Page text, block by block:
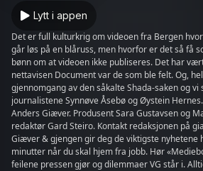
Lytt i appen
Det er full kulturkrig om videoen fra Bergen
går løs på en blåruss, men hvorfor er det så få
bønn om at videoen ikke publiseres. Det har
nettavisen Document var de som ble felt. Og,
gjennomgang av den såkalte Shada-saken og vi
journalistene Synnøve Åsebø og Øystein
Anders Giæver. Produsent Sara Gustavsen og
redaktør Gard Steiro. Kontakt redaksjonen på
Giæver & gjengen gir deg de viktigste nyhetene
minutter når du skal hjem fra jobb. Hør
feilene pressen gjør og dilemmaer VG står i.